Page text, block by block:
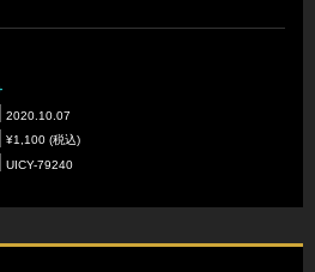
2020.10.07
¥1,100 (税込)
UICY-79240